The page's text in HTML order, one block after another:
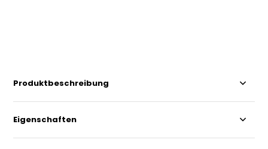
Produktbeschreibung
Eigenschaften